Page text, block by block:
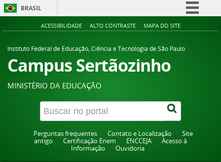
BRASIL
Simplifique!
Acesso à informação
Canais
ACESSIBILIDADE ALTO CONTRASTE MAPA DO SITE
Instituto Federal de Educação, Ciência e Tecnologia de São Paulo
Campus Sertãozinho
MINISTÉRIO DA EDUCAÇÃO
Perguntas frequentes Contato e Localização
Site
antigo
Certificação Enem ENCCEJA
Acesso à
Informação
Ouvidoria